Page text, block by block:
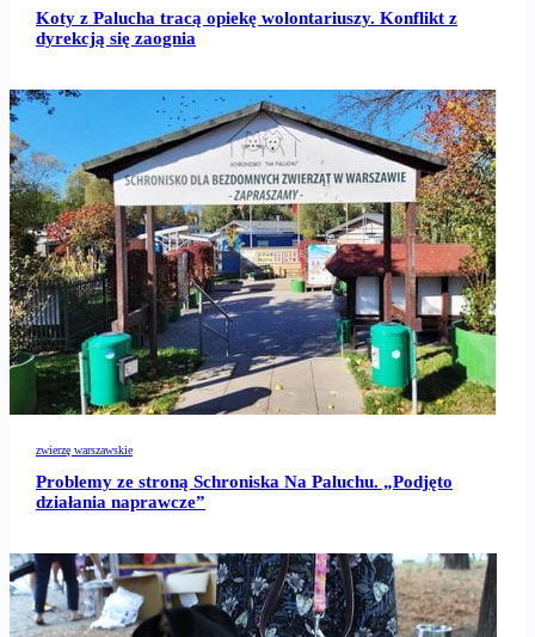
Koty z Palucha tracą opiekę wolontariuszy. Konflikt z
dyrekcją się zaognia
zwierzę warszawskie
Problemy ze stroną Schroniska Na Paluchu. „Podjęto
działania naprawcze”